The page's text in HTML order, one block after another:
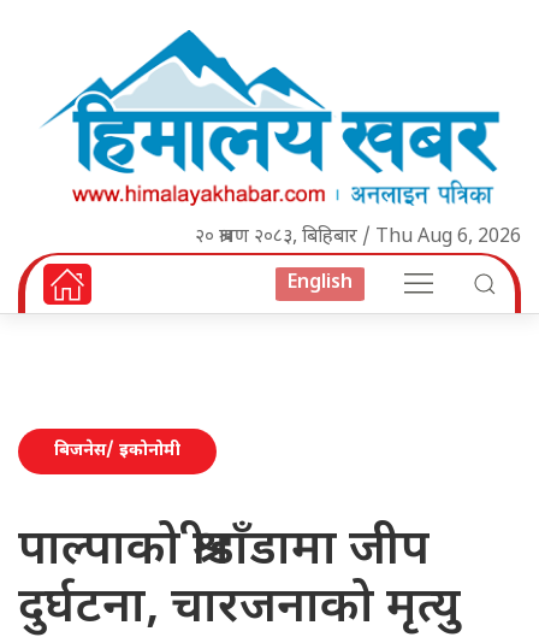
२० श्रावण २०८३, बिहिबार / Thu Aug 6, 2026
English
बिजनेस/ इकोनोमी
पाल्पाको श्रीडाँडामा जीप
दुर्घटना, चारजनाको मृत्यु